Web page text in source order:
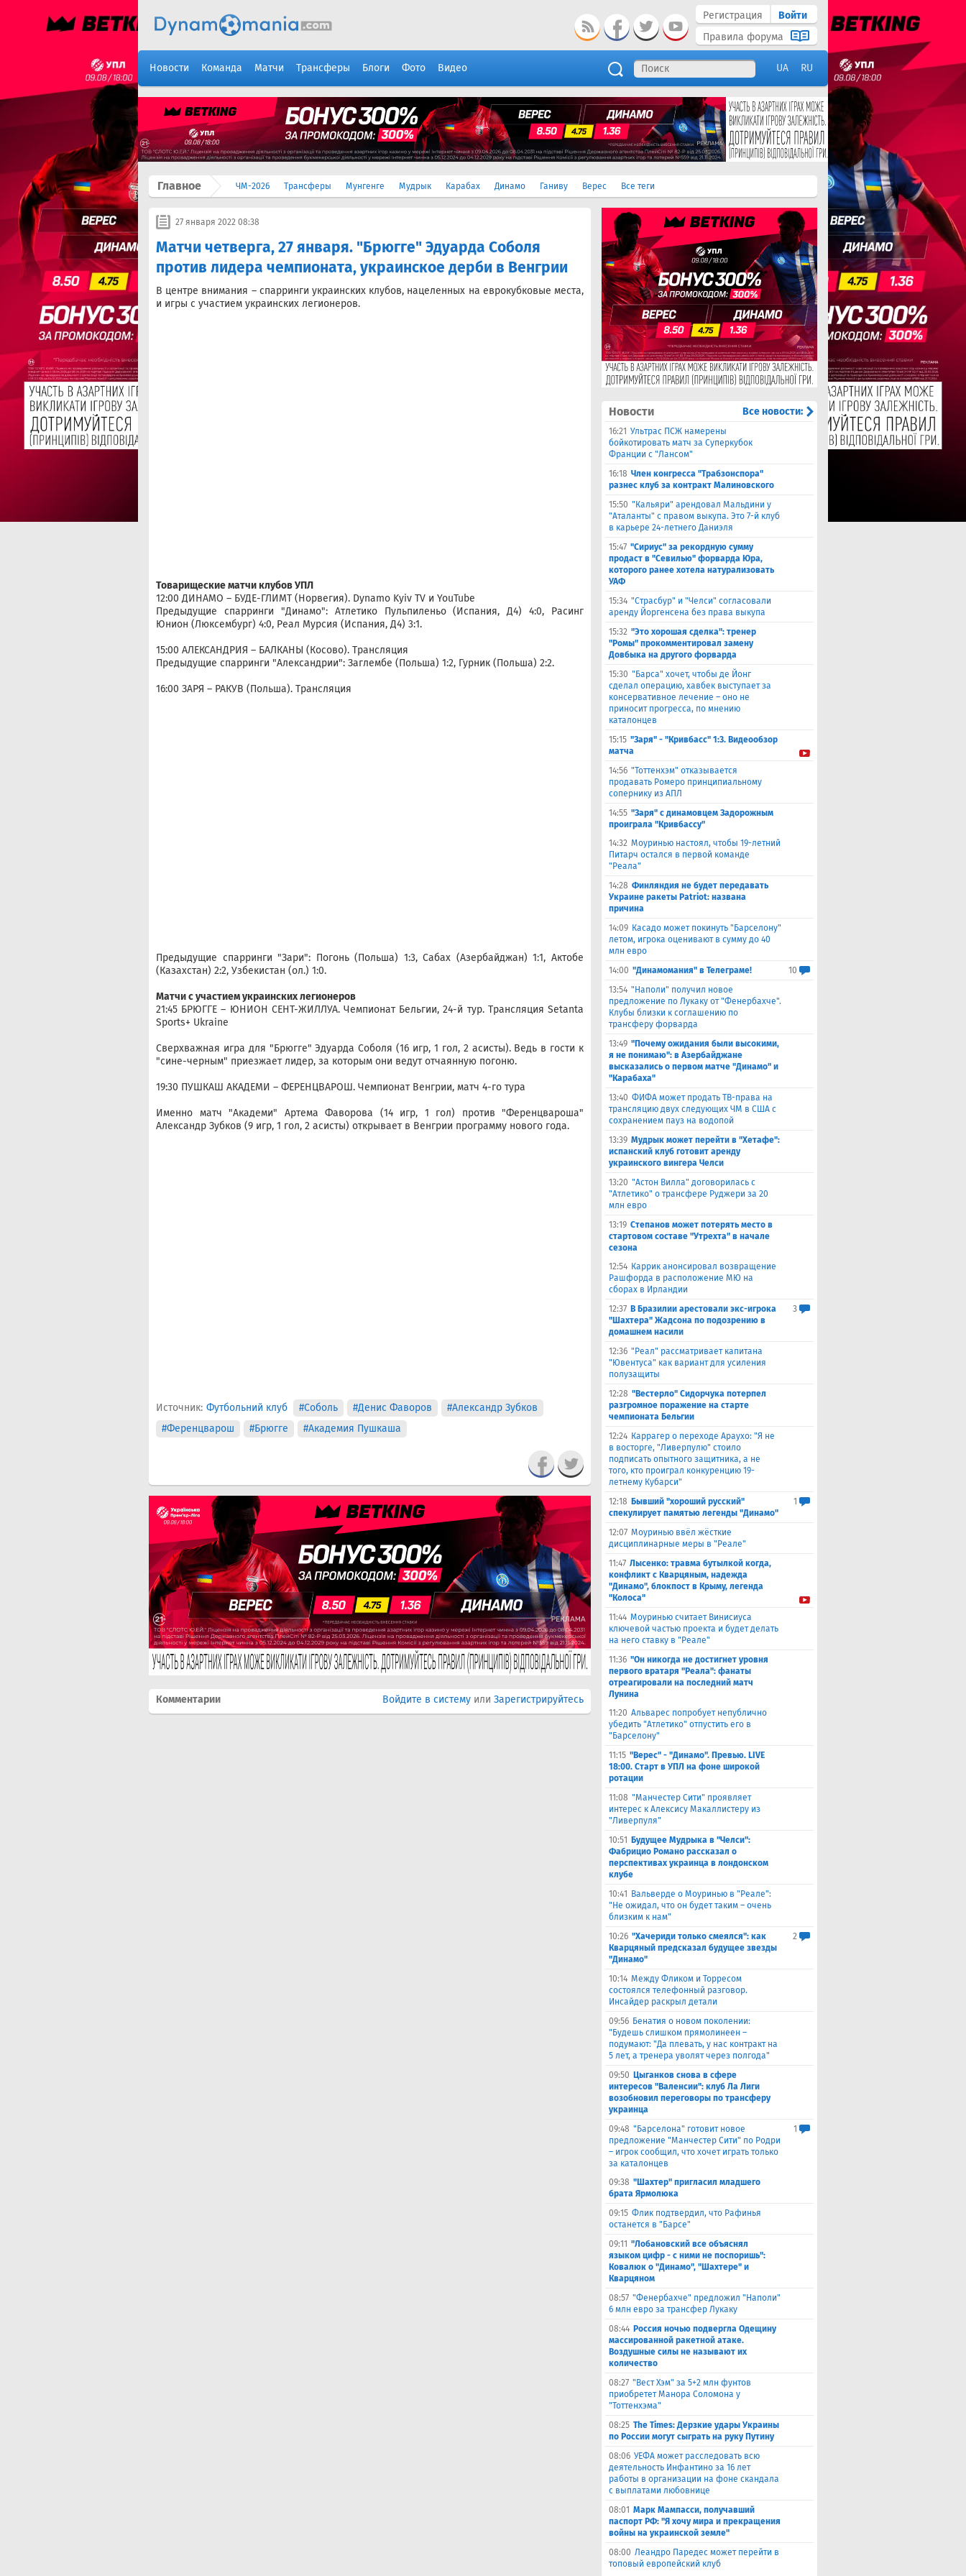
Регистрация
Войти
Правила форума
Новости Команда Матчи Трансферы Блоги Фото Видео UA RU
Главное ЧМ-2026 Трансферы Мунгенге Мудрык Карабах Динамо Ганиву Верес Все теги
27 января 2022 08:38
Матчи четверга, 27 января. "Брюгге" Эдуарда Соболя
против лидера чемпионата, украинское дерби в Венгрии
В центре внимания – спарринги украинских клубов, нацеленных на еврокубковые места,
и игры с участием украинских легионеров.
Товарищеские матчи клубов УПЛ
12:00 ДИНАМО – БУДЕ-ГЛИМТ (Норвегия). Dynamo Kyiv TV и YouTube
Предыдущие спарринги "Динамо": Атлетико Пульпиленьо (Испания, Д4) 4:0, Расинг
Юнион (Люксембург) 4:0, Реал Мурсия (Испания, Д4) 3:1.
15:00 АЛЕКСАНДРИЯ – БАЛКАНЫ (Косово). Трансляция
Предыдущие спарринги "Александрии": Заглембе (Польша) 1:2, Гурник (Польша) 2:2.
16:00 ЗАРЯ – РАКУВ (Польша). Трансляция
Предыдущие спарринги "Зари": Погонь (Польша) 1:3, Сабах (Азербайджан) 1:1, Актобе
(Казахстан) 2:2, Узбекистан (ол.) 1:0.
Матчи с участием украинских легионеров
21:45 БРЮГГЕ – ЮНИОН СЕНТ-ЖИЛЛУА. Чемпионат Бельгии, 24-й тур. Трансляция Setanta
Sports+ Ukraine
Сверхважная игра для "Брюгге" Эдуарда Соболя (16 игр, 1 гол, 2 асисты). Ведь в гости к
"сине-черным" приезжает лидер, за которым они ведут отчаянную погоню.
19:30 ПУШКАШ АКАДЕМИ – ФЕРЕНЦВАРОШ. Чемпионат Венгрии, матч 4-го тура
Именно матч "Академи" Артема Фаворова (14 игр, 1 гол) против "Ференцвароша"
Александр Зубков (9 игр, 1 гол, 2 асисты) открывает в Венгрии программу нового года.
Источник: Футбольний клуб #Соболь #Денис Фаворов
#Александр Зубков
#Ференцварош
#Брюгге #Академия Пушкаша
Комментарии Войдите в систему или Зарегистрируйтесь
Новости Все новости:
16:21 Ультрас ПСЖ намерены
бойкотировать матч за Суперкубок
Франции с "Лансом"
16:18 Член конгресса "Трабзонспора"
разнес клуб за контракт Малиновского
15:50 "Кальяри" арендовал Мальдини у
"Аталанты" с правом выкупа. Это 7-й клуб
в карьере 24-летнего Даниэля
15:47 "Сириус" за рекордную сумму
продаст в "Севилью" форварда Юра,
которого ранее хотела натурализовать
УАФ
15:34 "Страсбур" и "Челси" согласовали
аренду Йоргенсена без права выкупа
15:32 "Это хорошая сделка": тренер
"Ромы" прокомментировал замену
Довбыка на другого форварда
15:30 "Барса" хочет, чтобы де Йонг
сделал операцию, хавбек выступает за
консервативное лечение – оно не
приносит прогресса, по мнению
каталонцев
15:15 "Заря" - "Кривбасс" 1:3. Видеообзор
матча
14:56 "Тоттенхэм" отказывается
продавать Ромеро принципиальному
сопернику из АПЛ
14:55 "Заря" с динамовцем Задорожным
проиграла "Кривбассу"
14:32 Моуринью настоял, чтобы 19-летний
Питарч остался в первой команде
"Реала"
14:28 Финляндия не будет передавать
Украине ракеты Patriot: названа
причина
14:09 Касадо может покинуть "Барселону"
летом, игрока оценивают в сумму до 40
млн евро
14:00 "Динамомания" в Телеграме!
10
13:54 "Наполи" получил новое
предложение по Лукаку от "Фенербахче".
Клубы близки к соглашению по
трансферу форварда
13:49 "Почему ожидания были высокими,
я не понимаю": в Азербайджане
высказались о первом матче "Динамо" и
"Карабаха"
13:40 ФИФА может продать ТВ-права на
трансляцию двух следующих ЧМ в США с
сохранением пауз на водопой
13:39 Мудрык может перейти в "Хетафе":
испанский клуб готовит аренду
украинского вингера Челси
13:20 "Астон Вилла" договорилась с
"Атлетико" о трансфере Руджери за 20
млн евро
13:19 Степанов может потерять место в
стартовом составе "Утрехта" в начале
сезона
12:54 Каррик анонсировал возвращение
Рашфорда в расположение МЮ на
сборах в Ирландии
12:37 В Бразилии арестовали экс-игрока
"Шахтера" Жадсона по подозрению в
домашнем насили
3
12:36 "Реал" рассматривает капитана
"Ювентуса" как вариант для усиления
полузащиты
12:28 "Вестерло" Сидорчука потерпел
разгромное поражение на старте
чемпионата Бельгии
12:24 Каррагер о переходе Араухо: "Я не
в восторге, "Ливерпулю" стоило
подписать опытного защитника, а не
того, кто проиграл конкуренцию 19-
летнему Кубарси"
12:18 Бывший "хороший русский"
спекулирует памятью легенды "Динамо"
1
12:07 Моуринью ввёл жёсткие
дисциплинарные меры в "Реале"
11:47 Лысенко: травма бутылкой когда,
конфликт с Кварцяным, надежда
"Динамо", блокпост в Крыму, легенда
"Колоса"
11:44 Моуринью считает Винисиуса
ключевой частью проекта и будет делать
на него ставку в "Реале"
11:36 "Он никогда не достигнет уровня
первого вратаря "Реала": фанаты
отреагировали на последний матч
Лунина
11:20 Альварес попробует непублично
убедить "Атлетико" отпустить его в
"Барселону"
11:15 "Верес" - "Динамо". Превью. LIVE
18:00. Старт в УПЛ на фоне широкой
ротации
11:08 "Манчестер Сити" проявляет
интерес к Алексису Макаллистеру из
"Ливерпуля"
10:51
Будущее Мудрыка в "Челси":
Фабрицио Романо рассказал о
перспективах украинца в лондонском
клубе
10:41
Вальверде о Моуринью в "Реале":
"Не ожидал, что он будет таким – очень
близким к нам"
10:26 "Хачериди только смеялся": как
Кварцяный предсказал будущее звезды
"Динамо"
2
10:14 Между Фликом и Торресом
состоялся телефонный разговор.
Инсайдер раскрыл детали
09:56 Бенатия о новом поколении:
"Будешь слишком прямолинеен –
подумают: "Да плевать, у нас контракт на
5 лет, а тренера уволят через полгода"
09:50 Цыганков снова в сфере
интересов "Валенсии": клуб Ла Лиги
возобновил переговоры по трансферу
украинца
09:48 ​"Барселона" готовит новое
предложение "Манчестер Сити" по Родри
– игрок сообщил, что хочет играть только
за каталонцев
1
09:38 "Шахтер" пригласил младшего
брата Ярмолюка
09:15 Флик подтвердил, что Рафинья
останется в "Барсе"
09:11 "Лобановский все объяснял
языком цифр - с ними не поспоришь":
Ковалюк о "Динамо", "Шахтере" и
Кварцяном
08:57 "Фенербахче" предложил "Наполи"
6 млн евро за трансфер Лукаку
08:44 Россия ночью подвергла Одещину
массированной ракетной атаке.
Воздушные силы не называют их
количество
08:27 "Вест Хэм" за 5+2 млн фунтов
приобретет Манора Соломона у
"Тоттенхэма"
08:25 The Times: Дерзкие удары Украины
по России могут сыграть на руку Путину
08:06 УЕФА может расследовать всю
деятельность Инфантино за 16 лет
работы в организации на фоне скандала
с выплатами любовнице
08:01 Марк Мампасси, получавший
паспорт РФ: "Я хочу мира и прекращения
войны на украинской земле"
08:00 Леандро Паредес может перейти в
топовый европейский клуб